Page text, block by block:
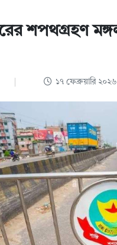
শপথগ্রহণ
১৭ ফেব্রুয়ারি